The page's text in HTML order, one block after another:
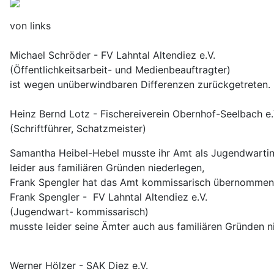
von links
Michael Schröder - FV Lahntal Altendiez e.V.
(Öffentlichkeitsarbeit- und Medienbeauftragter)
ist wegen unüberwindbaren Differenzen zurückgetreten.
Heinz Bernd Lotz - Fischereiverein Obernhof-Seelbach
(Schriftführer, Schatzmeister)
Samantha Heibel-Hebel musste ihr Amt als Jugendwartin
leider aus familiären Gründen niederlegen,
Frank Spengler hat das Amt kommissarisch
Frank Spengler - FV Lahntal Altendiez e.V.
(Jugendwart- kommissarisch)
musste leider seine Ämter auch aus familiären Gründen
Werner Hölzer - SAK Diez e.V.